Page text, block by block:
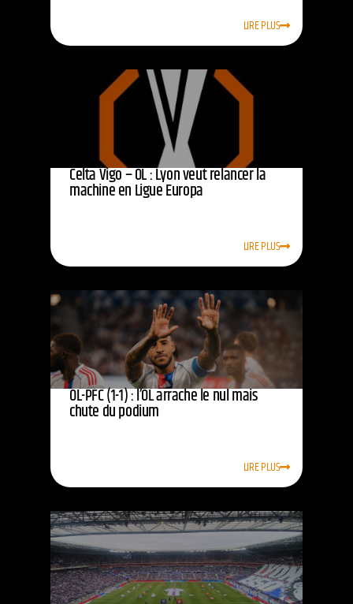
LIRE PLUS
Celta Vigo – OL : Lyon veut relancer la
machine en Ligue Europa
LIRE PLUS
OL-PFC (1-1) : l’OL arrache le nul mais
chute du podium
LIRE PLUS